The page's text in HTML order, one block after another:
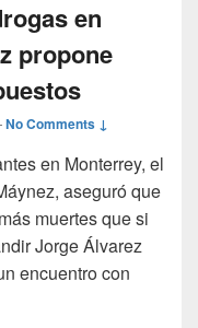
en
propone
No Comments ↓
en Monterrey, el
aseguró que
muertes que si
Jorge Álvarez
encuentro con
de las